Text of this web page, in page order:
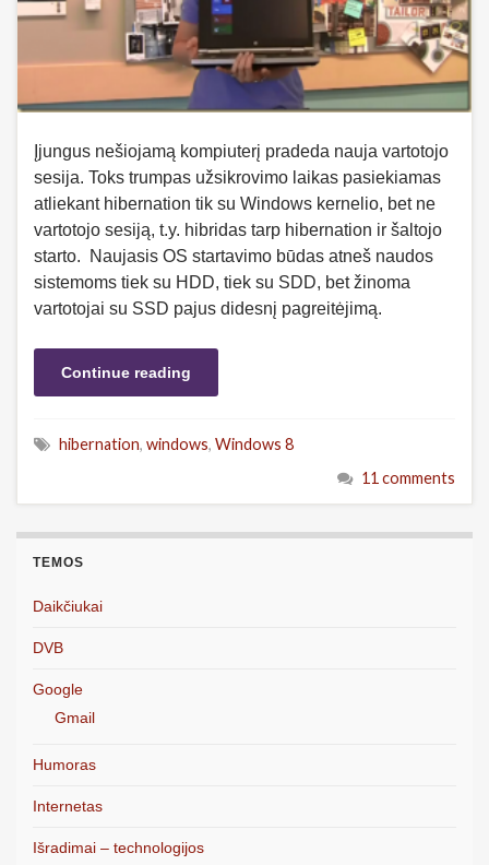
Įjungus nešiojamą kompiuterį pradeda nauja vartotojo
sesija. Toks trumpas užsikrovimo laikas pasiekiamas
atliekant hibernation tik su Windows kernelio, bet ne
vartotojo sesiją, t.y. hibridas tarp hibernation ir šaltojo
starto. Naujasis OS startavimo būdas atneš naudos
sistemoms tiek su HDD, tiek su SDD, bet žinoma
vartotojai su SSD pajus didesnį pagreitėjimą.
Continue reading
hibernation, windows, Windows 8
11 comments
TEMOS
Daikčiukai
DVB
Google
Gmail
Humoras
Internetas
Išradimai – technologijos